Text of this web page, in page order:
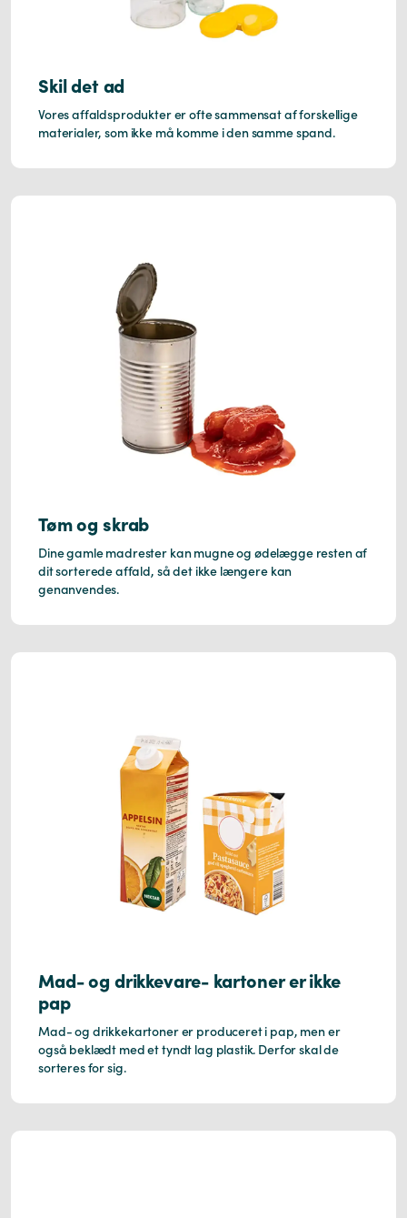
Skil det ad
Vores affaldsprodukter er ofte sammensat af forskellige
materialer, som ikke må komme i den samme spand.
Tøm og skrab
Dine gamle madrester kan mugne og ødelægge resten af
dit sorterede affald, så det ikke længere kan
genanvendes.
Mad- og drikkevare- kartoner er ikke
pap
Mad- og drikkekartoner er produceret i pap, men er
også beklædt med et tyndt lag plastik. Derfor skal de
sorteres for sig.